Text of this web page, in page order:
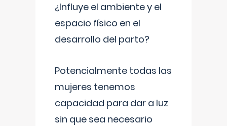
¿Influye el ambiente y el
espacio físico en el
desarrollo del parto?
Potencialmente todas las
mujeres tenemos
capacidad para dar a luz
sin que sea necesario